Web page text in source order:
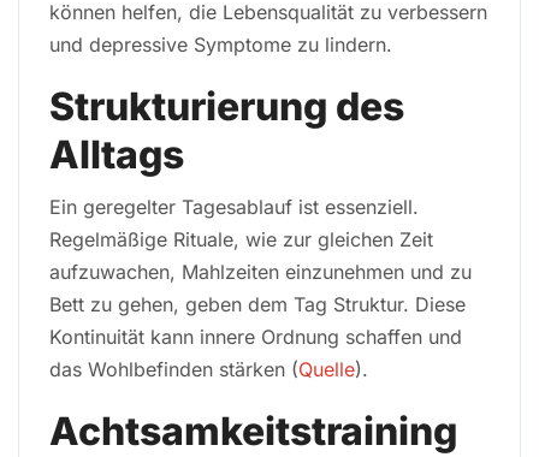
können helfen, die Lebensqualität zu verbessern
und depressive Symptome zu lindern.
Strukturierung des
Alltags
Ein geregelter Tagesablauf ist essenziell.
Regelmäßige Rituale, wie zur gleichen Zeit
aufzuwachen, Mahlzeiten einzunehmen und zu
Bett zu gehen, geben dem Tag Struktur. Diese
Kontinuität kann innere Ordnung schaffen und
das Wohlbefinden stärken (Quelle).
Achtsamkeitstraining